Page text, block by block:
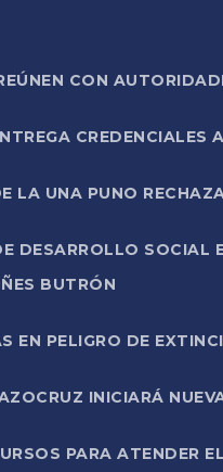
CON
LA UNA PUNO
DESARROLLO
BUTRÓN
EN PELIGRO DE
INICIARÁ
PARA ATENDER